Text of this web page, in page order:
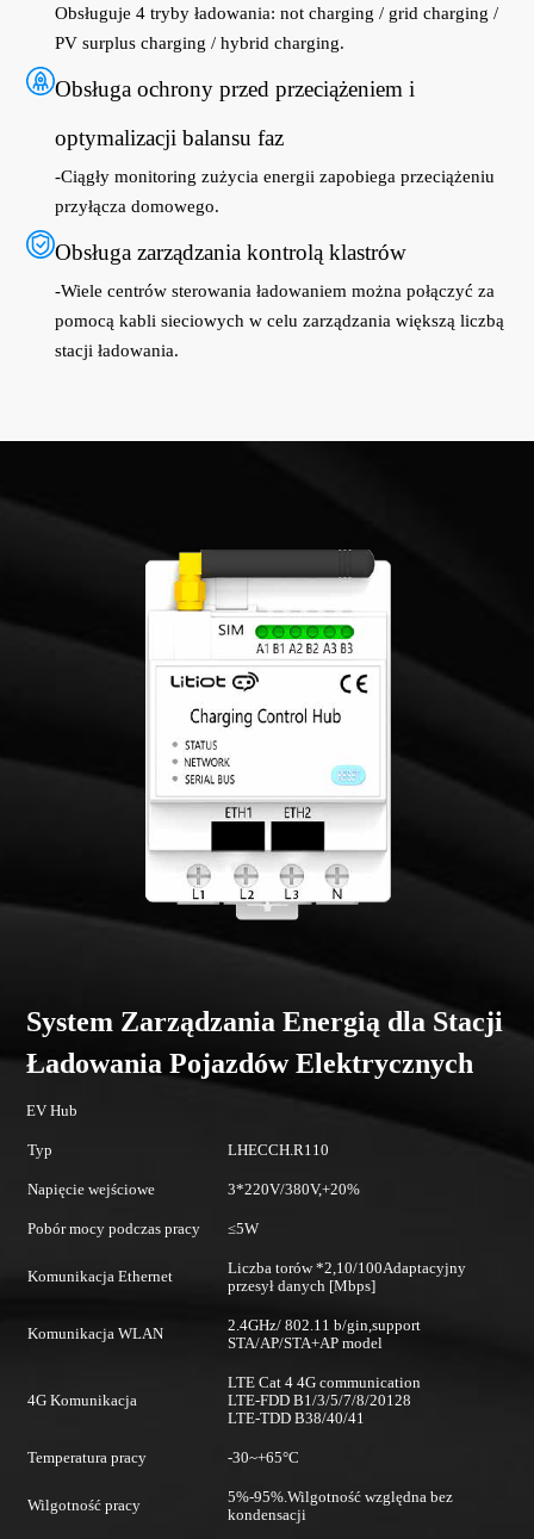
Obsługuje 4 tryby ładowania: not charging / grid charging /
PV surplus charging / hybrid charging.
Obsługa ochrony przed przeciążeniem i
optymalizacji balansu faz
-Ciągły monitoring zużycia energii zapobiega przeciążeniu
przyłącza domowego.
Obsługa zarządzania kontrolą klastrów
-Wiele centrów sterowania ładowaniem można połączyć za
pomocą kabli sieciowych w celu zarządzania większą liczbą
stacji ładowania.
System Zarządzania Energią dla Stacji
Ładowania Pojazdów Elektrycznych
EV Hub
Typ LHECCH.R110
Napięcie wejściowe 3*220V/380V,+20%
Pobór mocy podczas pracy ≤5W
Komunikacja Ethernet
Liczba torów *2,10/100Adaptacyjny
przesył danych [Mbps]
Komunikacja WLAN
2.4GHz/ 802.11 b/gin,support
STA/AP/STA+AP model
4G Komunikacja
LTE Cat 4 4G communication
LTE-FDD B1/3/5/7/8/20128
LTE-TDD B38/40/41
Temperatura pracy -30~+65°C
Wilgotność pracy
5%-95%.Wilgotność względna bez
kondensacji